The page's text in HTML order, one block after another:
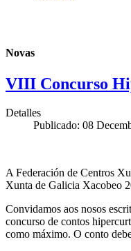
Novas
VIII Concurso
Detalles
Publicado: 08
A Federación de Centros
Xunta de Galicia Xacobeo
Convidamos aos nosos
concurso de contos
como máximo. O conto